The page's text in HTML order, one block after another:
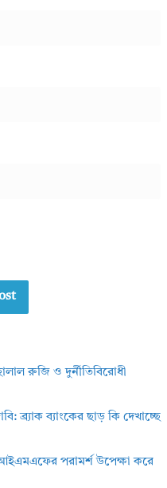
রুজি ও দুর্নীতিবিরোধী
ব্র্যাক ব্যাংকের ছাড় কি দেখাচ্ছে
পরামর্শ উপেক্ষা করে